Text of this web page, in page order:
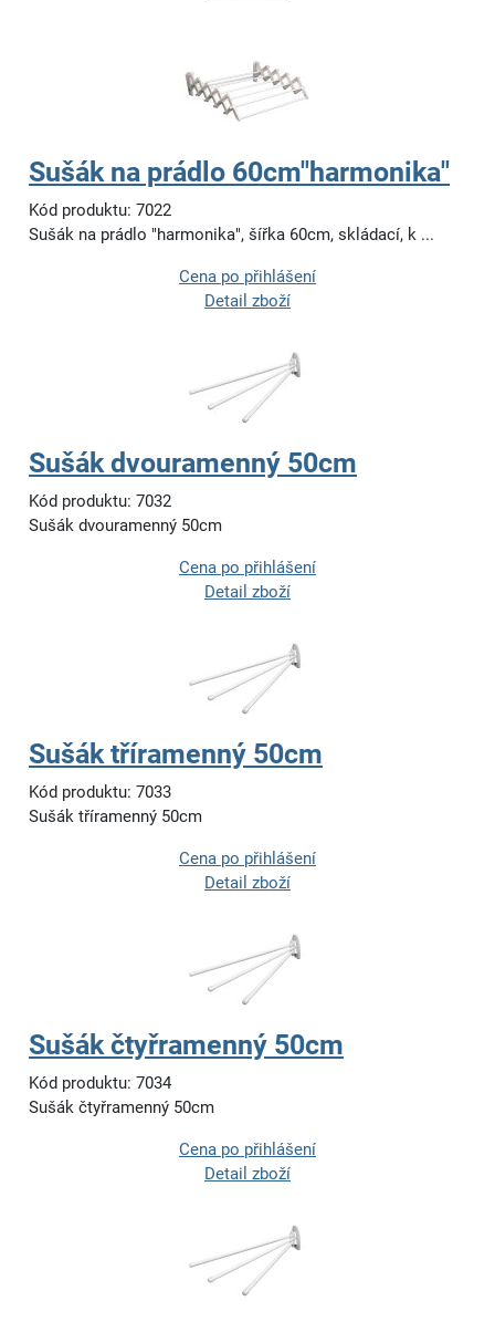
Sušák na prádlo 60cm"harmonika"
Kód produktu: 7022
Sušák na prádlo "harmonika", šířka 60cm, skládací, k ...
Cena po přihlášení
Detail zboží
Sušák dvouramenný 50cm
Kód produktu: 7032
Sušák dvouramenný 50cm
Cena po přihlášení
Detail zboží
Sušák tříramenný 50cm
Kód produktu: 7033
Sušák tříramenný 50cm
Cena po přihlášení
Detail zboží
Sušák čtyřramenný 50cm
Kód produktu: 7034
Sušák čtyřramenný 50cm
Cena po přihlášení
Detail zboží